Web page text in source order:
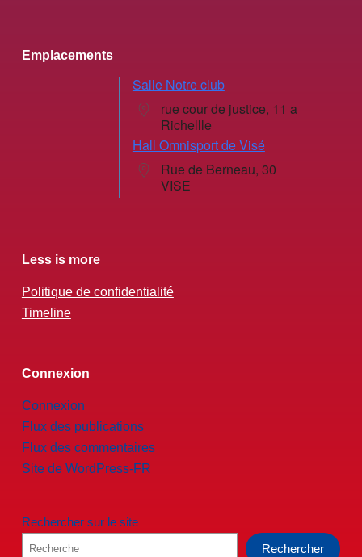
Emplacements
Salle Notre club
rue cour de justice, 11 a
Richellle
Hall Omnisport de Visé
Rue de Berneau, 30
VISE
Less is more
Politique de confidentialité
Timeline
Connexion
Connexion
Flux des publications
Flux des commentaires
Site de WordPress-FR
Rechercher sur le site
Rechercher